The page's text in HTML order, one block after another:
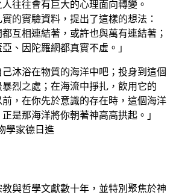
往往會有巨大的心理面向轉變。
的實驗資料，提出了這樣的想法：
都互相連結著，或許也與萬有連結著；
、因陀羅網都真實不虛。」
己沐浴在物質的海洋中吧；投身到這個
烈之處；在海流中掙扎，飲用它的
，在你先於意識的存在時，這個海洋
是那海洋將你朝著神高高拱起。」
學家德日進
與哲學文獻數十年，並特別聚焦於神